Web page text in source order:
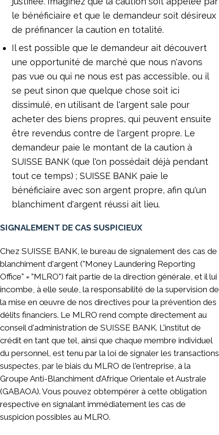
le bénéficiaire et que le demandeur soit désireux
de préfinancer la caution en totalité.
Il est possible que le demandeur ait découvert
une opportunité de marché que nous n'avons
pas vue ou qui ne nous est pas accessible, ou il
se peut sinon que quelque chose soit ici
dissimulé, en utilisant de l'argent sale pour
acheter des biens propres, qui peuvent ensuite
être revendus contre de l'argent propre. Le
demandeur paie le montant de la caution à
SUISSE BANK (que l'on possédait déjà pendant
tout ce temps) ; SUISSE BANK paie le
bénéficiaire avec son argent propre, afin qu'un
blanchiment d'argent réussi ait lieu.
SIGNALEMENT DE CAS SUSPICIEUX
Chez SUISSE BANK, le bureau de signalement des cas de
blanchiment d'argent ("Money Laundering Reporting
Office" = "MLRO") fait partie de la direction générale, et il lui
incombe, à elle seule, la responsabilité de la supervision de
la mise en œuvre de nos directives pour la prévention des
délits financiers. Le MLRO rend compte directement au
conseil d'administration de SUISSE BANK. L'institut de
crédit en tant que tel, ainsi que chaque membre individuel
du personnel, est tenu par la loi de signaler les transactions
suspectes, par le biais du MLRO de l'entreprise, à la
Groupe Anti-Blanchiment d’Afrique Orientale et Australe
(GABAOA). Vous pouvez obtempérer à cette obligation
respective en signalant immédiatement les cas de
suspicion possibles au MLRO.